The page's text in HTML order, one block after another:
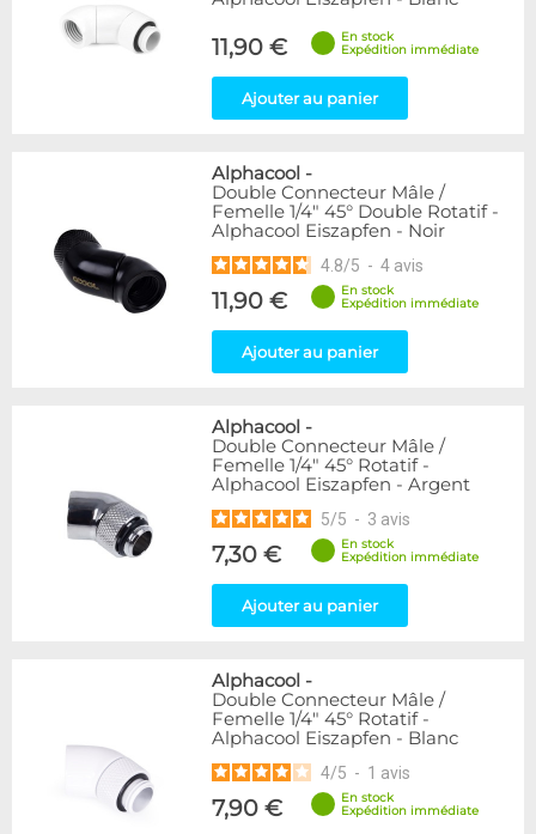
11,90 €
En stock
Expédition immédiate
Ajouter au panier
Alphacool -
Double Connecteur Mâle /
Femelle 1/4" 45° Double Rotatif -
Alphacool Eiszapfen - Noir
4.8/5 - 4 avis
11,90 €
En stock
Expédition immédiate
Ajouter au panier
Alphacool -
Double Connecteur Mâle /
Femelle 1/4" 45° Rotatif -
Alphacool Eiszapfen - Argent
5/5 - 3 avis
7,30 €
En stock
Expédition immédiate
Ajouter au panier
Alphacool -
Double Connecteur Mâle /
Femelle 1/4" 45° Rotatif -
Alphacool Eiszapfen - Blanc
4/5 - 1 avis
7,90 €
En stock
Expédition immédiate